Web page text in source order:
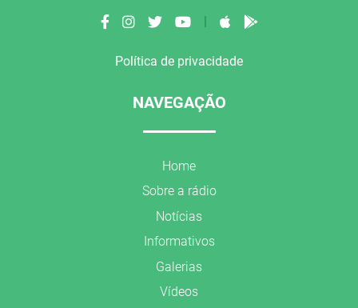
|
Política de privacidade
NAVEGAÇÃO
Home
Sobre a rádio
Notícias
Informativos
Galerias
Vídeos